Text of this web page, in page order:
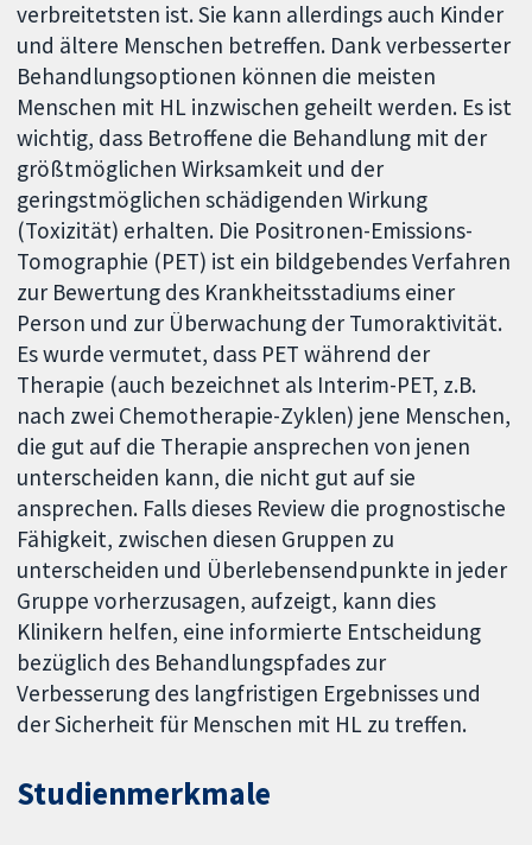
verbreitetsten ist. Sie kann allerdings auch Kinder
und ältere Menschen betreffen. Dank verbesserter
Behandlungsoptionen können die meisten
Menschen mit HL inzwischen geheilt werden. Es ist
wichtig, dass Betroffene die Behandlung mit der
größtmöglichen Wirksamkeit und der
geringstmöglichen schädigenden Wirkung
(Toxizität) erhalten. Die Positronen-Emissions-
Tomographie (PET) ist ein bildgebendes Verfahren
zur Bewertung des Krankheitsstadiums einer
Person und zur Überwachung der Tumoraktivität.
Es wurde vermutet, dass PET während der
Therapie (auch bezeichnet als Interim-PET, z.B.
nach zwei Chemotherapie-Zyklen) jene Menschen,
die gut auf die Therapie ansprechen von jenen
unterscheiden kann, die nicht gut auf sie
ansprechen. Falls dieses Review die prognostische
Fähigkeit, zwischen diesen Gruppen zu
unterscheiden und Überlebensendpunkte in jeder
Gruppe vorherzusagen, aufzeigt, kann dies
Klinikern helfen, eine informierte Entscheidung
bezüglich des Behandlungspfades zur
Verbesserung des langfristigen Ergebnisses und
der Sicherheit für Menschen mit HL zu treffen.
Studienmerkmale